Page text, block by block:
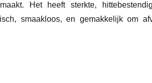
Het heeft sterkte,
smaakloos, en gemakkelijk om